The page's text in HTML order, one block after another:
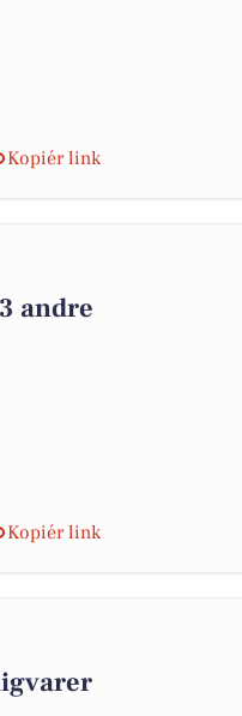
Kopiér link
andre
Kopiér link